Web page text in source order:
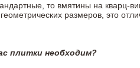
то вмятины на кварц-
размеров, это
плитки необходим?